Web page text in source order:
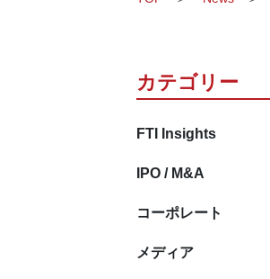
カテゴリー
FTI Insights
IPO / M&A
コーポレート
メディア